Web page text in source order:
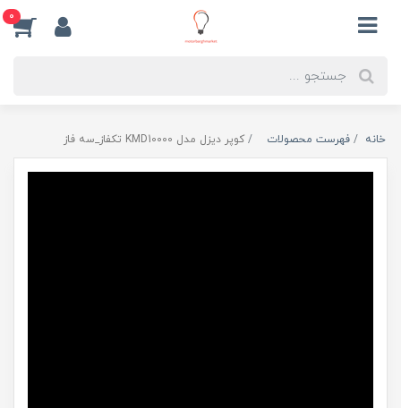
0
خانه فهرست محصولات کوپر دیزل مدل KMD10000 تکفاز_سه فاز